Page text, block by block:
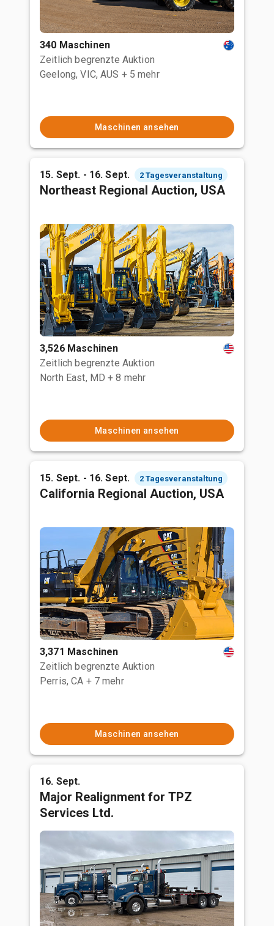
340 Maschinen
Zeitlich begrenzte Auktion
Geelong, VIC, AUS + 5 mehr
Maschinen ansehen
15. Sept. - 16. Sept. 2 Tagesveranstaltung
Northeast Regional Auction, USA
3,526 Maschinen
Zeitlich begrenzte Auktion
North East, MD + 8 mehr
Maschinen ansehen
15. Sept. - 16. Sept. 2 Tagesveranstaltung
California Regional Auction, USA
3,371 Maschinen
Zeitlich begrenzte Auktion
Perris, CA + 7 mehr
Maschinen ansehen
16. Sept.
Major Realignment for TPZ
Services Ltd.